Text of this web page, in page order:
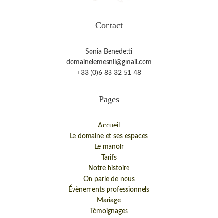
Contact
Sonia Benedetti
domainelemesnil@gmail.com
+33 (0)6 83 32 51 48
Pages
Accueil
Le domaine et ses espaces
Le manoir
Tarifs
Notre histoire
On parle de nous
Évènements professionnels
Mariage
Témoignages